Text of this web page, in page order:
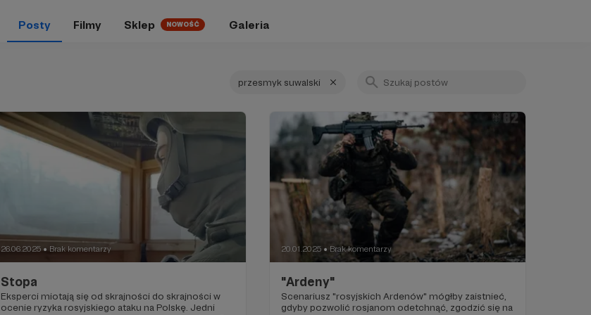
Posty Filmy Sklep NOWOŚĆ Galeria
przesmyk suwalski
26.06.2025 ● Brak komentarzy
Stopa
Eksperci miotają się od skrajności do skrajności w
ocenie ryzyka rosyjskiego ataku na Polskę. Jedni
20.01.2025 ● Brak komentarzy
"Ardeny"
Scenariusz "rosyjskich Ardenów" mógłby zaistnieć,
gdyby pozwolić rosjanom odetchnąć, zgodzić się na